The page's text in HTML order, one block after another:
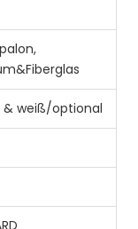
& weiß/optional